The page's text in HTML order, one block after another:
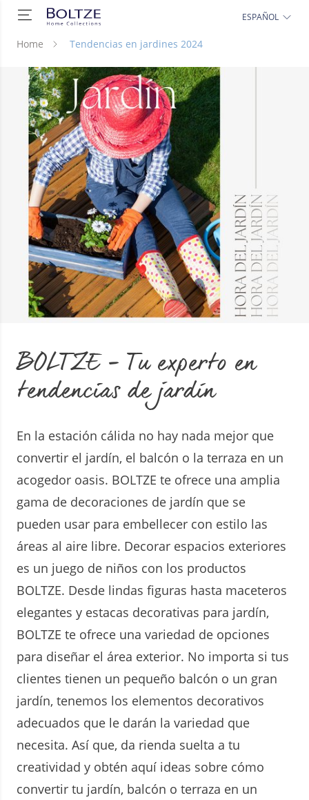
ESPAÑOL
Home Tendencias en jardines 2024
BOLTZE - Tu experto en
tendencias de jardín
En la estación cálida no hay nada mejor que
convertir el jardín, el balcón o la terraza en un
acogedor oasis. BOLTZE te ofrece una amplia
gama de decoraciones de jardín que se
pueden usar para embellecer con estilo las
áreas al aire libre. Decorar espacios exteriores
es un juego de niños con los productos
BOLTZE. Desde lindas figuras hasta maceteros
elegantes y estacas decorativas para jardín,
BOLTZE te ofrece una variedad de opciones
para diseñar el área exterior. No importa si tus
clientes tienen un pequeño balcón o un gran
jardín, tenemos los elementos decorativos
adecuados que le darán la variedad que
necesita. Así que, da rienda suelta a tu
creatividad y obtén aquí ideas sobre cómo
convertir tu jardín, balcón o terraza en un